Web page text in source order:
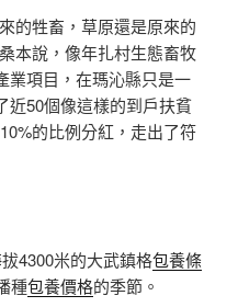
的牲畜，草原還是原來的
本說，像年扎村生態畜牧
業項目，在瑪沁縣只是一
近50個像這樣的到戶扶貧
的比例分紅，走出了符
4300米的大武鎮格包養條
種包養價格的季節。